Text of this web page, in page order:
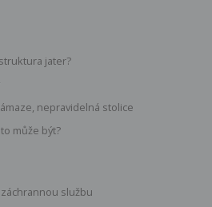
jater?
nepravidelná stolice
může být?
službu